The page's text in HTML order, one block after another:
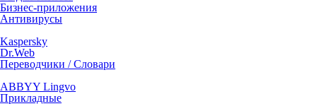
Бизнес-приложения
Антивирусы
Kaspersky
Dr.Web
Переводчики / Словари
ABBYY Lingvo
Прикладные